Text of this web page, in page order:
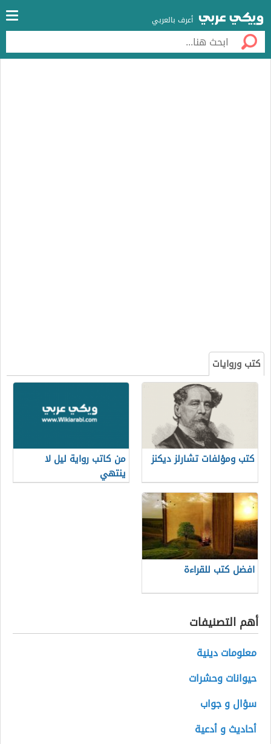
أعرف بالعربي
كتب وروايات
كتب ومؤلفات تشارلز ديكنز
من كاتب رواية ليل لا
ينتهي
افضل كتب للقراءة
أهم التصنيفات
معلومات دينية
حيوانات وحشرات
سؤال و جواب
أحاديث و أدعية